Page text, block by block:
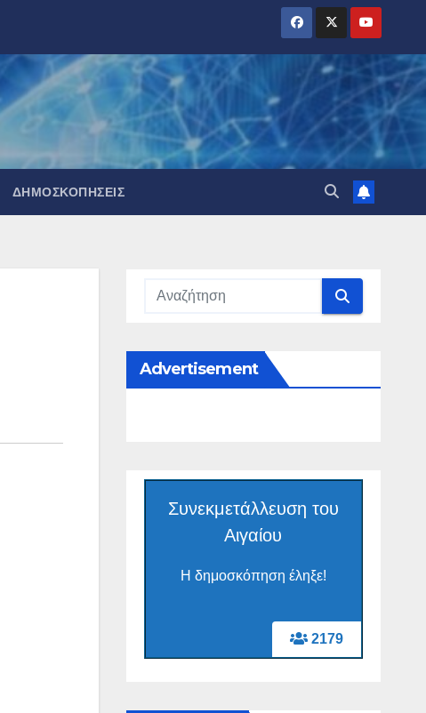
ΔΗΜΟΣΚΟΠΉΣΕΙΣ
Advertisement
2179
Συνεκμετάλλευση του
Αιγαίου
Η δημοσκόπηση έληξε!